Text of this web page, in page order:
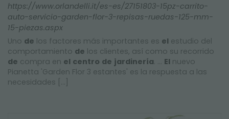
https://www.orlandelli.it/es-es/27151803-15pz-carrito-
auto-servicio-garden-flor-3-repisas-ruedas-125-mm-
15-piezas.aspx
Uno de los factores más importantes es el estudio del
comportamiento de los clientes, así como su recorrido
de compra en el centro de jardinería. ... El nuevo
Pianetta 'Garden Flor 3 estantes' es la respuesta a las
necesidades [...]